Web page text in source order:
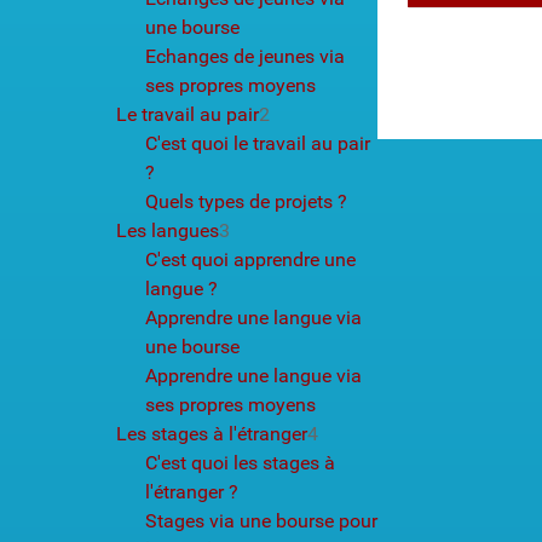
une bourse
Echanges de jeunes via
ses propres moyens
Le travail au pair2
C'est quoi le travail au pair
?
Quels types de projets ?
Les langues3
C'est quoi apprendre une
langue ?
Apprendre une langue via
une bourse
Apprendre une langue via
ses propres moyens
Les stages à l'étranger4
C'est quoi les stages à
l'étranger ?
Stages via une bourse pour